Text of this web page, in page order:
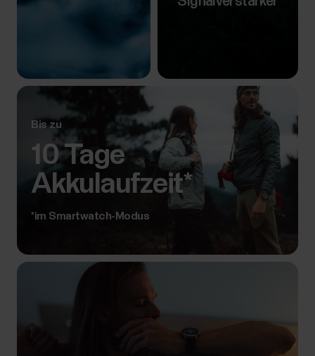
Bis zu
10 Tage
Akkulaufzeit*
*im Smartwatch-Modus